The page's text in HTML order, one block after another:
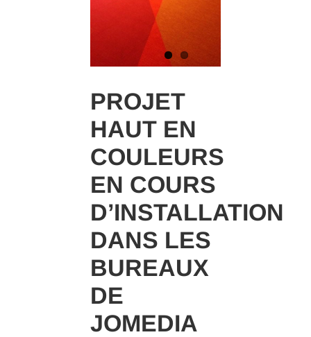
PROJET
HAUT EN
COULEURS
EN COURS
D’INSTALLATION
DANS LES
BUREAUX
DE
JOMEDIA